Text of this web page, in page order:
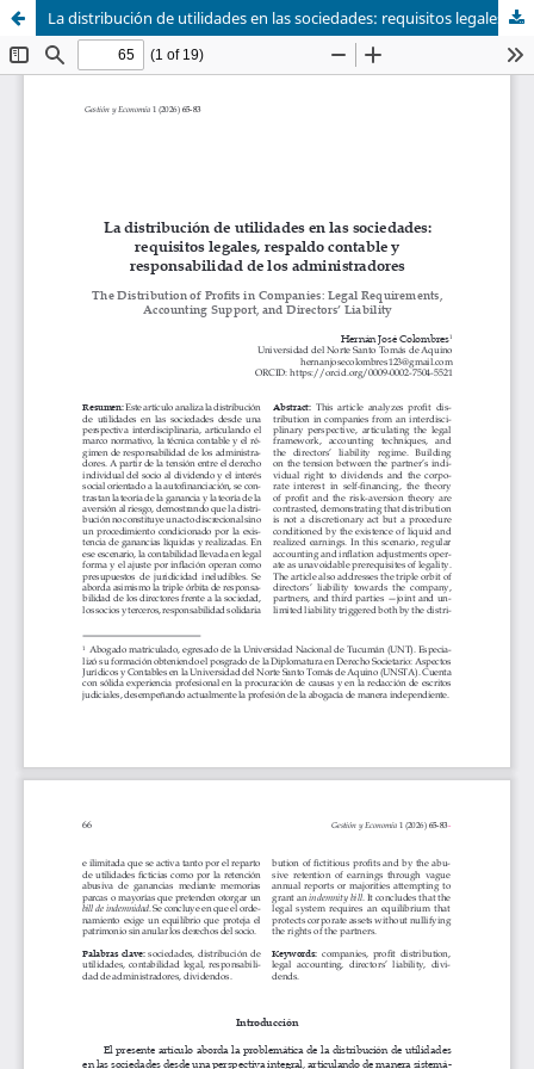
La distribución de utilidades en las sociedades: requisitos legales, respaldo contable y responsabilidad de los administradores